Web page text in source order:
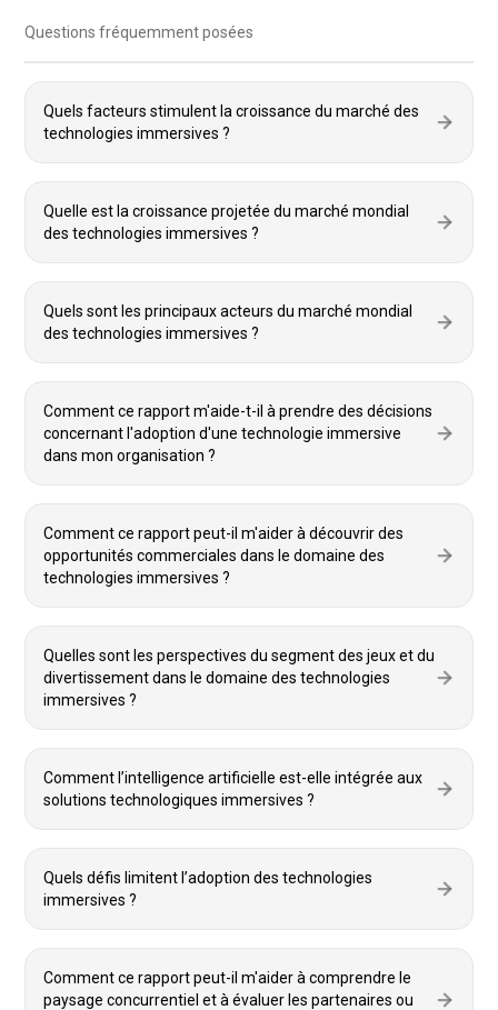
Questions fréquemment posées
Quels facteurs stimulent la croissance du marché des
technologies immersives ?
Quelle est la croissance projetée du marché mondial
des technologies immersives ?
Quels sont les principaux acteurs du marché mondial
des technologies immersives ?
Comment ce rapport m'aide-t-il à prendre des décisions
concernant l'adoption d'une technologie immersive
dans mon organisation ?
Comment ce rapport peut-il m'aider à découvrir des
opportunités commerciales dans le domaine des
technologies immersives ?
Quelles sont les perspectives du segment des jeux et du
divertissement dans le domaine des technologies
immersives ?
Comment l’intelligence artificielle est-elle intégrée aux
solutions technologiques immersives ?
Quels défis limitent l’adoption des technologies
immersives ?
Comment ce rapport peut-il m'aider à comprendre le
paysage concurrentiel et à évaluer les partenaires ou